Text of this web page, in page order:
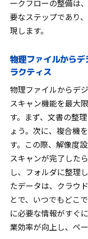
ークフローの整備は
要なステップであり
現します。
物理ファイルから
ラクティス
物理ファイルからデ
スキャン機能を最大
す。まず、文書の整
ょう。次に、複合機
す。この際、解像度
スキャンが完了した
し、フォルダに整理
たデータは、クラウ
とで、いつでもどこ
に必要な情報がすぐ
業効率が向上し、ペ